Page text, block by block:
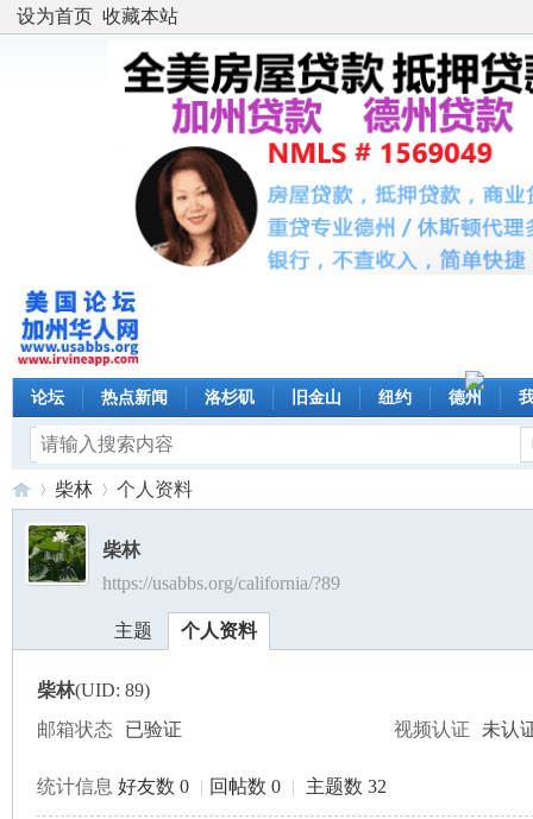
设为首页 收藏本站
论坛 热点新闻 洛杉矶 旧金山 纽约 德州
美›
柴林 个人资料
柴林
https://usabbs.org/california/?89
主题 个人资料
柴林(UID: 89)
邮箱状态
已验证 视频认证 未认
统计信息 好友数 0 | 回帖数 0 | 主题数 32